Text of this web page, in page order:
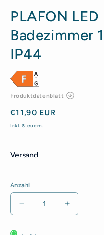
PLAFON
Badezimmer
IP44
Normaler
Preis
€11,90 EUR
Inkl. Steuern.
Versand
Anzahl
Anzahl
Verringere
die
Erhöhe
die